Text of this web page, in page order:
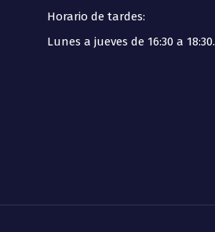
Horario de tardes:
Lunes a jueves de 16:30 a 18:30.